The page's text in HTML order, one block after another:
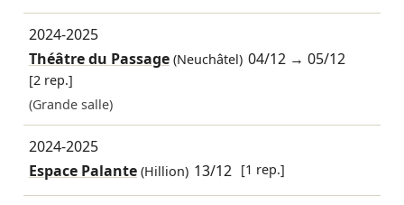
2024-2025
Théâtre du Passage(Neuchâtel) 04/12 →05/12
[2 rep.]
(Grande salle)
2024-2025
Espace Palante(Hillion) 13/12 [1 rep.]